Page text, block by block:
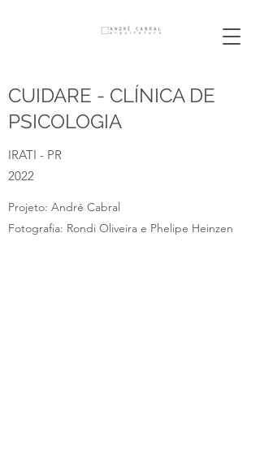
CUIDARE - CLÍNICA DE
PSICOLOGIA
IRATI - PR
2022
Projeto: André Cabral
Fotografia: Rondi Oliveira e Phelipe Heinzen